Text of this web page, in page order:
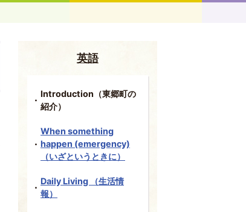
英語
Introduction（東郷町の
紹介）
When something
happen (emergency)
（いざというときに）
Daily Living （生活情
報）